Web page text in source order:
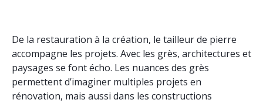
De la restauration à la création, le tailleur de pierre
accompagne les projets. Avec les grès, architectures et
paysages se font écho. Les nuances des grès
permettent d’imaginer multiples projets en
rénovation, mais aussi dans les constructions